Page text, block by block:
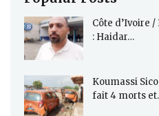
Côte d’Ivoire
: Haidar…
Koumassi
fait 4 morts